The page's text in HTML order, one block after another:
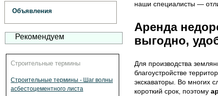
Объявления
Рекомендуем
Строительные термины
Строительные термины - Шаг волны
асбестоцементного листа
наши специалисты —
Аренда
выгодно,
Для производства
благоустройстве
экскаваторы. Во многих
короткий срок, поэтому